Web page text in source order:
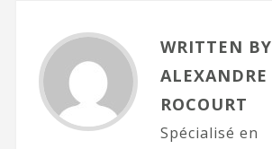
WRITTEN BY
ALEXANDRE
ROCOURT
Spécialisé en